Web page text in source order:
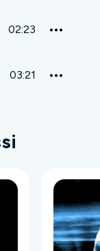
02:23
03:21